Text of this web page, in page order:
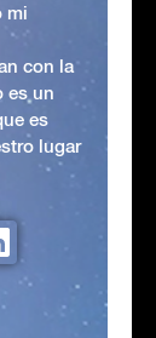
mi
con la
es un
es
lugar